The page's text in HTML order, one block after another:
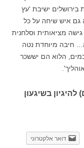
בירושלים ישיבת 'עץ
גם איש שיחה על כל
גישה מציאותית וסלחנית
חיבה מיוחדת נטה
הלוא הם יששכר
להיגיון בשיגעון
דואר אלקטרוני